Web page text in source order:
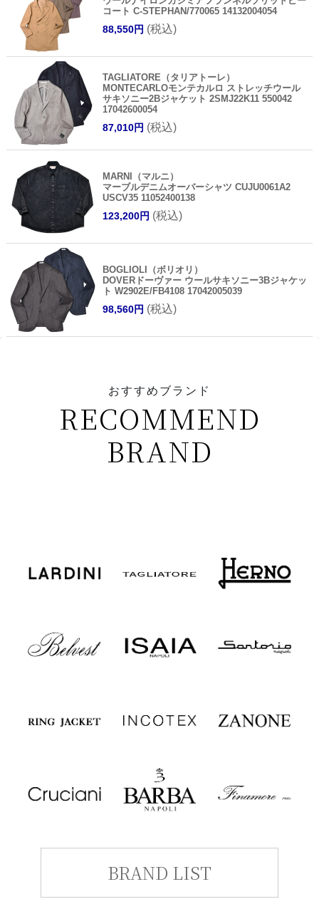
コート C-STEPHAN/770065 14132004054
88,550円 (税込)
TAGLIATORE（タリアトーレ）
MONTECARLOモンテカルロ ストレッチウール
サキソニー2Bジャケット 2SMJ22K11 550042
17042600054
87,010円 (税込)
MARNI（マルニ）
マーブルデニムオーバーシャツ CUJU0061A2
USCV35 11052400138
123,200円 (税込)
BOGLIOLI（ボリオリ）
DOVERドーヴァー ウールサキソニー3Bジャケッ
ト W2902E/FB4108 17042005039
98,560円 (税込)
おすすめブランド
RECOMMEND
BRAND
BRAND LIST